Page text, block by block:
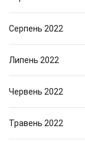
Серпень 2022
Липень 2022
Червень 2022
Травень 2022